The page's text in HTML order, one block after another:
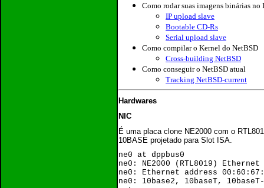
Como rodar suas imagens binárias no
IP upload slave
Bootable CD-Rs
Serial upload slave
Como compilar o Kernel do NetBSD
Cross-building NetBSD
Como conseguir o NetBSD atual
Tracking NetBSD-current
Hardwares
NIC
É uma placa clone NE2000 com o
10BASE projetado para Slot ISA.
ne0 at dppbus0
ne0: NE2000 (RTL8019) Ethernet
ne0: Ethernet address
ne0: 10base2, 10baseT,